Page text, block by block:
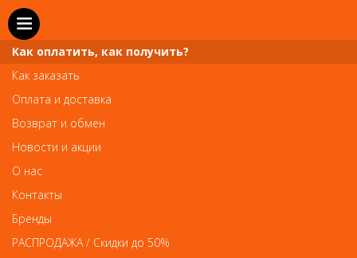
SEO
Как оплатить, как получить?
Как заказать
Оплата и доставка
Возврат и обмен
Новости и акции
О нас
Контакты
Бренды
РАСПРОДАЖА / Скидки до 50%